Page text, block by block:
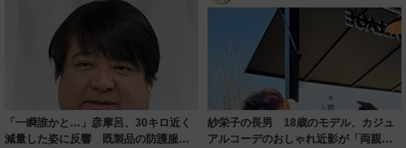
「一瞬誰かと…」彦摩呂、30キロ近く
減量した姿に反響 既製品の防護服が
紗栄子の長男 18歳のモデル、カジュ
アルコーデのおしゃれ近影が「両親の